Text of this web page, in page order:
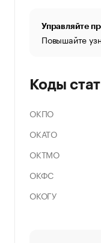
Управляйте
Повышайте
Коды
ОКПО
ОКАТО
ОКТМО
ОКФС
ОКОГУ